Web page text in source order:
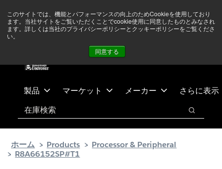
このサイトでは、機能とパフォーマンスの向上のためCookieを使用しており
ます。当社サイトをご覧いただくことでcookie使用に同意したものとみなされ
ます。詳しくは当社のプライバシーポリシーとクッキーポリシーをご覧くださ
い。
同意する
テ
ス
ありません 詳しい情報はこちら➜
製品 マーケット メーカー さらに表示
検索
検索
ホーム Products
Processor & Peripheral
R8A66152SP#T1